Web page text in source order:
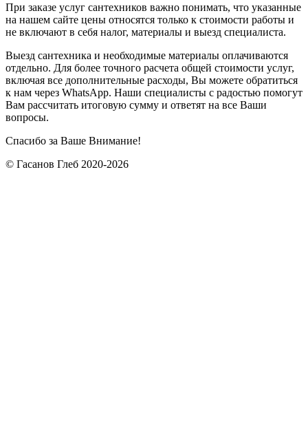
При заказе услуг сантехников важно понимать, что указанные
на нашем сайте цены относятся только к стоимости работы и
не включают в себя налог, материалы и выезд специалиста.
Выезд сантехника и необходимые материалы оплачиваются
отдельно. Для более точного расчета общей стоимости услуг,
включая все дополнительные расходы, Вы можете обратиться
к нам через WhatsApp. Наши специалисты с радостью помогут
Вам рассчитать итоговую сумму и ответят на все Ваши
вопросы.
Спасибо за Ваше Внимание!
© Гасанов Глеб 2020-2026